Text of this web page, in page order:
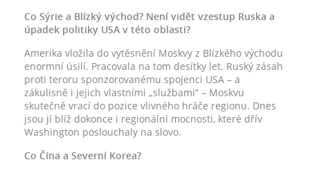
Co Sýrie a Blízký východ? Není vidět vzestup Ruska a
úpadek politiky USA v této oblasti?
Amerika vložila do vytěsnění Moskvy z Blízkého východu
enormní úsilí. Pracovala na tom desítky let. Ruský zásah
proti teroru sponzorovanému spojenci USA – a
zákulisně i jejich vlastními „službami“ – Moskvu
skutečně vrací do pozice vlivného hráče regionu. Dnes
jsou jí blíž dokonce i regionální mocnosti, které dřív
Washington poslouchaly na slovo.
Co Čína a Severní Korea?